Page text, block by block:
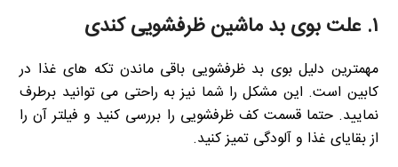
۱. علت بوی بد ماشین ظرفشویی کندی
مهمترین دلیل بوی بد ظرفشویی باقی ماندن تکه های غذا در
کابین است. این مشکل را شما نیز به راحتی می توانید برطرف
نمایید. حتما قسمت کف ظرفشویی را بررسی کنید و فیلتر آن را
از بقایای غذا و آلودگی تمیز کنید.